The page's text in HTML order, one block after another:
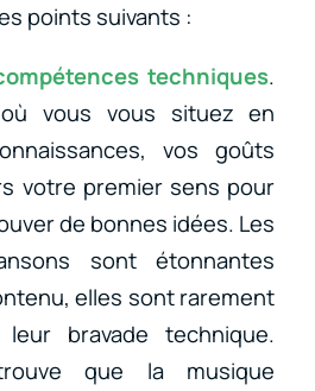
points suivants :
techniques.
vous vous situez en
vos goûts
votre premier sens pour
de bonnes idées. Les
sont étonnantes
elles sont rarement
bravade technique.
que la musique